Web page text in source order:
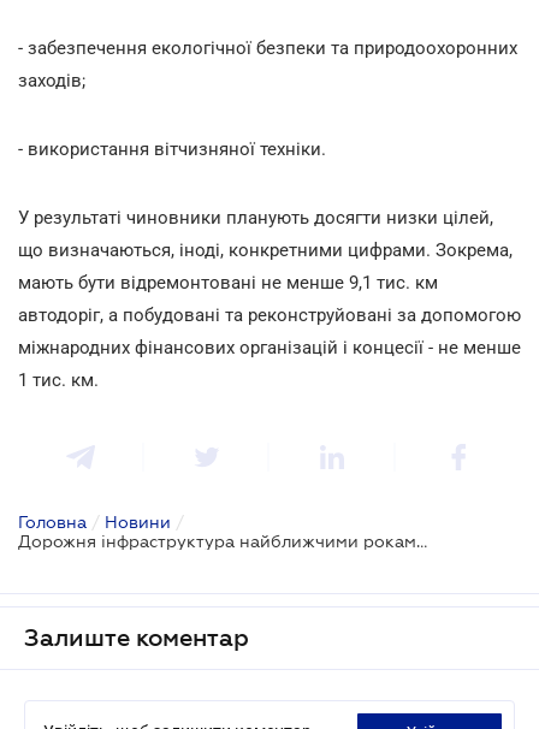
- забезпечення екологічної безпеки та природоохоронних
заходів;
- використання вітчизняної техніки.
У результаті чиновники планують досягти низки цілей,
що визначаються, іноді, конкретними цифрами. Зокрема,
мають бути відремонтовані не менше 9,1 тис. км
автодоріг, а побудовані та реконструйовані за допомогою
міжнародних фінансових організацій і концесії - не менше
1 тис. км.
Головна / Новини /
Дорожня інфраструктура найближчими роками розвиватиметься відповідно до державної концепції
Залиште коментар